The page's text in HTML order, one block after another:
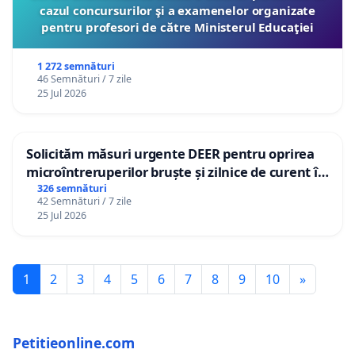
cazul concursurilor şi a examenelor organizate
pentru profesori de către Ministerul Educaţiei
1 272 semnături
46 Semnături / 7 zile
25 Jul 2026
Solicităm măsuri urgente DEER pentru oprirea
microîntreruperilor bruște și zilnice de curent în
Sâncraiu de Mureș și Nazna
326 semnături
42 Semnături / 7 zile
25 Jul 2026
1 2 3 4 5 6 7 8 9 10 »
Petitieonline.com